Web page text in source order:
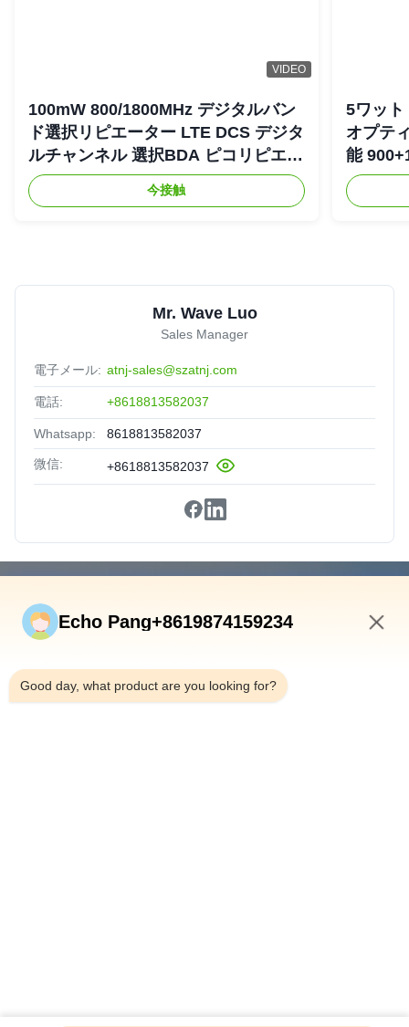
VIDEO
100mW 800/1800MHz デジタルバン
ド選択リピエーター LTE DCS デジタ
ルチャンネル 選択BDA ピコリピエー
ター
今接触
5ワット
オプテ
能
リピエ
Mr. Wave Luo
Sales Manager
電子メール: atnj-sales@szatnj.com
電話: +8618813582037
Whatsapp: 8618813582037
微信: +8618813582037
ホーム
私たちについて
工場見学
Echo Pang+8619874159234
Good day, what product are you looking for?